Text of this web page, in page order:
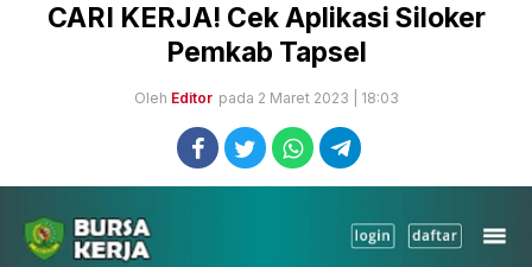
CARI KERJA! Cek Aplikasi Siloker
Pemkab Tapsel
Oleh Editor pada 2 Maret 2023 | 18:03